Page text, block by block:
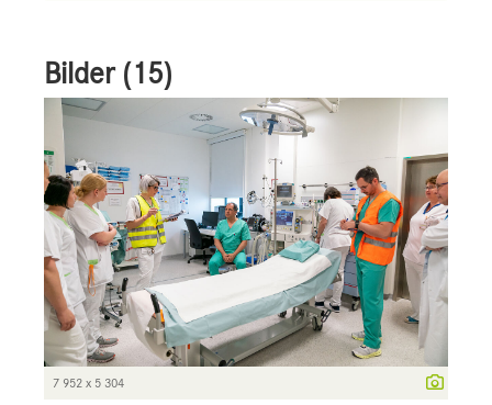
Bilder (15)
7 952 x 5 304